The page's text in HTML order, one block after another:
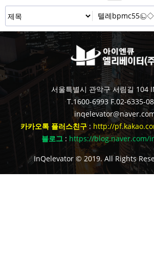
서울특별시 관악구 서림길 104
T.1600-6993F.02-6335-
카카오톡 플러스친구:http://
블로그: https://blog.naver.com/
InQelevator © 2019. All Rights